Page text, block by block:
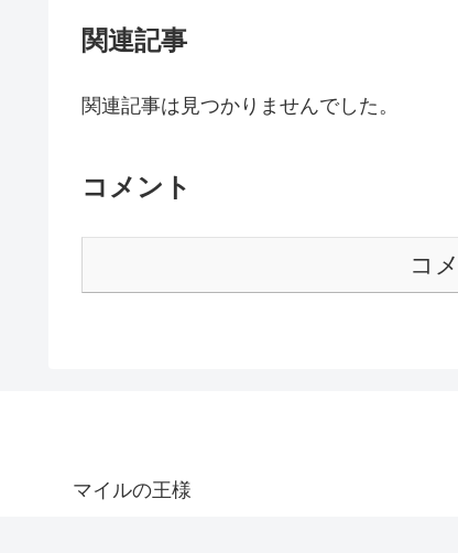
関連記事
関連記事は見つかりませんでした。
コメント
コ
マイルの王様